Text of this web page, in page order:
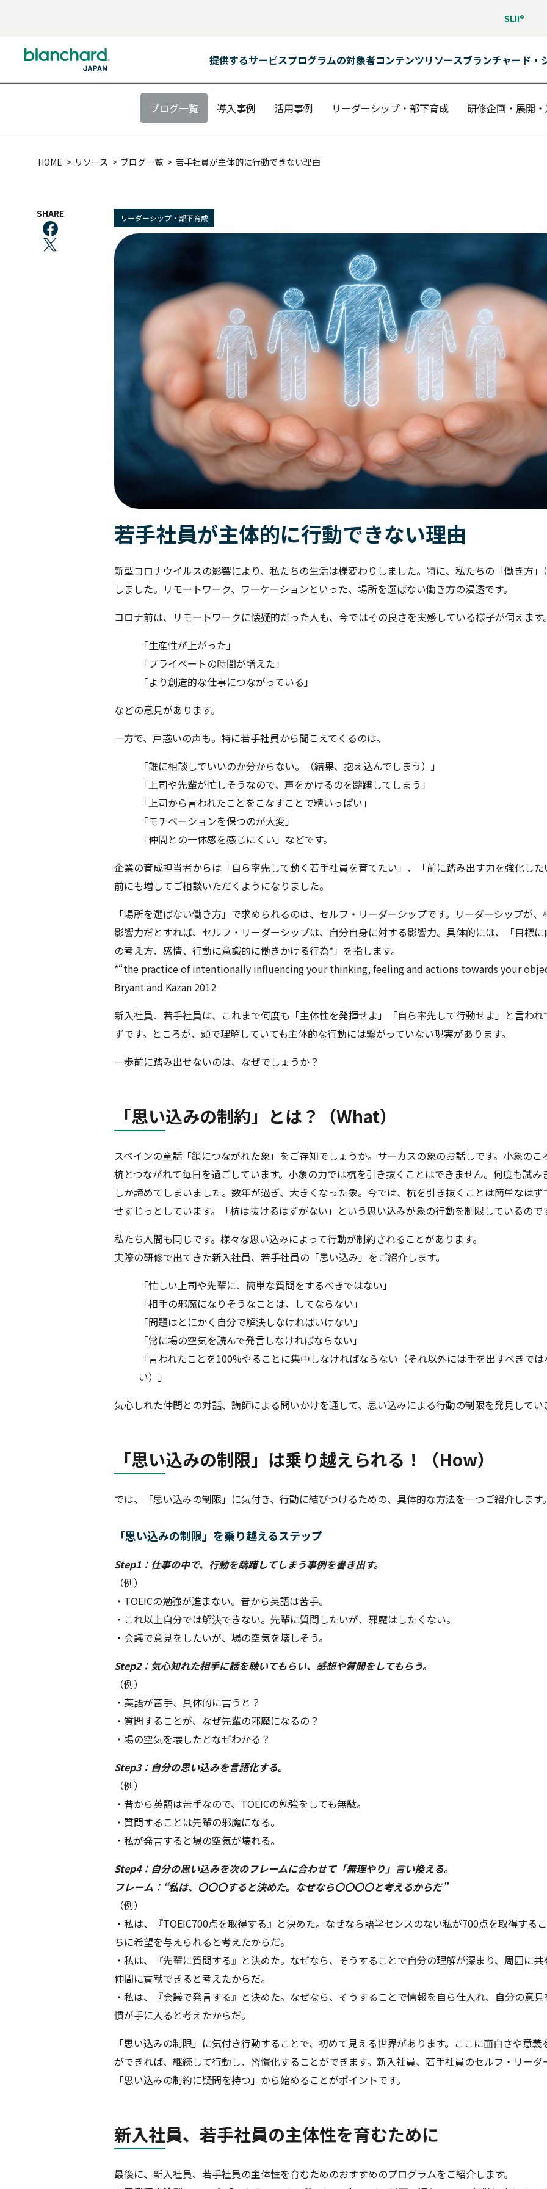
SLII®
提供するサービスプログラムの対象者コンテンツリソースブランチャード・
ブログ一覧 導入事例 活用事例 リーダーシップ・部下育成 研修企画・展開
HOME リソース ブログ一覧 若手社員が主体的に行動できない理由
SHARE リーダーシップ・部下育成
若手社員が主体的に行動できない理由
新型コロナウイルスの影響により、私たちの生活は様変わりしました。特に、私たちの「働き方」
しました。リモートワーク、ワーケーションといった、場所を選ばない働き方の浸透です。
コロナ前は、リモートワークに懐疑的だった人も、今ではその良さを実感している様子が伺えます。
「生産性が上がった」
「プライベートの時間が増えた」
「より創造的な仕事につながっている」
などの意見があります。
一方で、戸惑いの声も。特に若手社員から聞こえてくるのは、
「誰に相談していいのか分からない。（結果、抱え込んでしまう）」
「上司や先輩が忙しそうなので、声をかけるのを躊躇してしまう」
「上司から言われたことをこなすことで精いっぱい」
「モチベーションを保つのが大変」
「仲間との一体感を感じにくい」などです。
企業の育成担当者からは「自ら率先して動く若手社員を育てたい」、「前に踏み出す力を強化し
前にも増してご相談いただくようになりました。
「場所を選ばない働き方」で求められるのは、セルフ・リーダーシップです。リーダーシップが、
影響力だとすれば、セルフ・リーダーシップは、自分自身に対する影響力。具体的には、「目標に
の考え方、感情、行動に意識的に働きかける行為*」を指します。
*“the practice of intentionally influencing your thinking, feeling and actions towards your
Bryant and Kazan 2012
新入社員、若手社員は、これまで何度も「主体性を発揮せよ」「自ら率先して行動せよ」と言われ
ずです。ところが、頭で理解していても主体的な行動には繋がっていない現実があります。
一歩前に踏み出せないのは、なぜでしょうか？
「思い込みの制約」とは？（What）
スペインの童話「鎖につながれた象」をご存知でしょうか。サーカスの象のお話しです。小象のこ
杭とつながれて毎日を過ごしています。小象の力では杭を引き抜くことはできません。何度も試み
しか諦めてしまいました。数年が過ぎ、大きくなった象。今では、杭を引き抜くことは簡単なはず
せずじっとしています。「杭は抜けるはずがない」という思い込みが象の行動を制限しているので
私たち人間も同じです。様々な思い込みによって行動が制約されることがあります。
実際の研修で出てきた新入社員、若手社員の「思い込み」をご紹介します。
「忙しい上司や先輩に、簡単な質問をするべきではない」
「相手の邪魔になりそうなことは、してならない」
「問題はとにかく自分で解決しなければいけない」
「常に場の空気を読んで発言しなければならない」
「言われたことを100%やることに集中しなければならない（それ以外には手を出すべきでは
い）」
気心しれた仲間との対話、講師による問いかけを通して、思い込みによる行動の制限を発見してい
「思い込みの制限」は乗り越えられる！（How）
では、「思い込みの制限」に気付き、行動に結びつけるための、具体的な方法を一つご紹介します。
「思い込みの制限」を乗り越えるステップ
Step1：仕事の中で、行動を躊躇してしまう事例を書き出す。
（例）
・TOEICの勉強が進まない。昔から英語は苦手。
・これ以上自分では解決できない。先輩に質問したいが、邪魔はしたくない。
・会議で意見をしたいが、場の空気を壊しそう。
Step2：気心知れた相手に話を聴いてもらい、感想や質問をしてもらう。
（例）
・英語が苦手、具体的に言うと？
・質問することが、なぜ先輩の邪魔になるの？
・場の空気を壊したとなぜわかる？
Step3：自分の思い込みを言語化する。
（例）
・昔から英語は苦手なので、TOEICの勉強をしても無駄。
・質問することは先輩の邪魔になる。
・私が発言すると場の空気が壊れる。
Step4：自分の思い込みを次のフレームに合わせて「無理やり」言い換える。
フレーム：“私は、〇〇〇すると決めた。なぜなら〇〇〇〇と考えるからだ”
（例）
・私は、『TOEIC700点を取得する』と決めた。なぜなら語学センスのない私が700点を取得する
ちに希望を与えられると考えたからだ。
・私は、『先輩に質問する』と決めた。なぜなら、そうすることで自分の理解が深まり、周囲に
仲間に貢献できると考えたからだ。
・私は、『会議で発言する』と決めた。なぜなら、そうすることで情報を自ら仕入れ、自分の意
慣が手に入ると考えたからだ。
「思い込みの制限」に気付き行動することで、初めて見える世界があります。ここに面白さや意義
ができれば、継続して行動し、習慣化することができます。新入社員、若手社員のセルフ・リーダ
「思い込みの制約に疑問を持つ」から始めることがポイントです。
新入社員、若手社員の主体性を育むために
最後に、新入社員、若手社員の主体性を育むためのおすすめのプログラムをご紹介します。
リソース
ブランチャード・
お問い合わせ
SLII®. POWERING INSPIRED LEADERS™
お問い合わせ
MY BLANCHARD ログイン
BACK
リーダーシップ開発
サービス内容
おすすめ:
クライアント企業の組織課題に対して、助言や具体的な事例紹介、また課題に対する解決策をご提供するサービスです。
バーチャル＆オンライン研修プログラム
ライセンス型
モデレーションとコミュニティ管理（C&M方式オンライン学習）
カスタム・ソリューション
BACK
全ての階層のリーダー
トレーニング・プロフェッショナル
チーム
高いポテンシャルを持つ個人貢献者を、初めてピープルマネージャーの役割に昇格させる場合、確実に成功させたいものです。
所属する組織の中で研修を実施することが可能です。各種プログラムを組織内で幅広く展開することができます。
経験豊富なリーダー
シニアリーダー
BACK
研修プログラム
おすすめ:
このプログラムでは、参加者が職場におけるインクルージョンの知識を深め、積極的な提唱者となる方法を学ぶ。
エッセンシャル・モチベーターズ・プログラム
学習者は、中核となる心理的ニーズ、価値観、才能、行動のパターンを特定することで、自分自身や他人をよりよく理解できるようになります。
信頼関係の構築
コーチング・エッセンシャルズ
キャパシティ
リーダーシップ
Servant Leadership Essentials™
BACK
ベストセラー
今後のウェブセミナー
公開講座やセミナー・イベントの最新情報をご紹介します。
【事例紹介】“やりっぱなし研修”を終わらせる ～北米ホンダの実践に学ぶ、組織全体で定着を促す構造的アプローチ～
BACK
会社概要